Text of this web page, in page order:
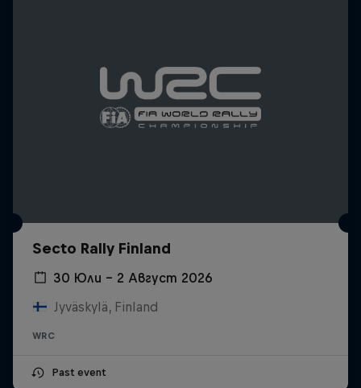
Secto Rally Finland
30 Юли – 2 Август 2026
Jyväskylä, Finland
WRC
Past event